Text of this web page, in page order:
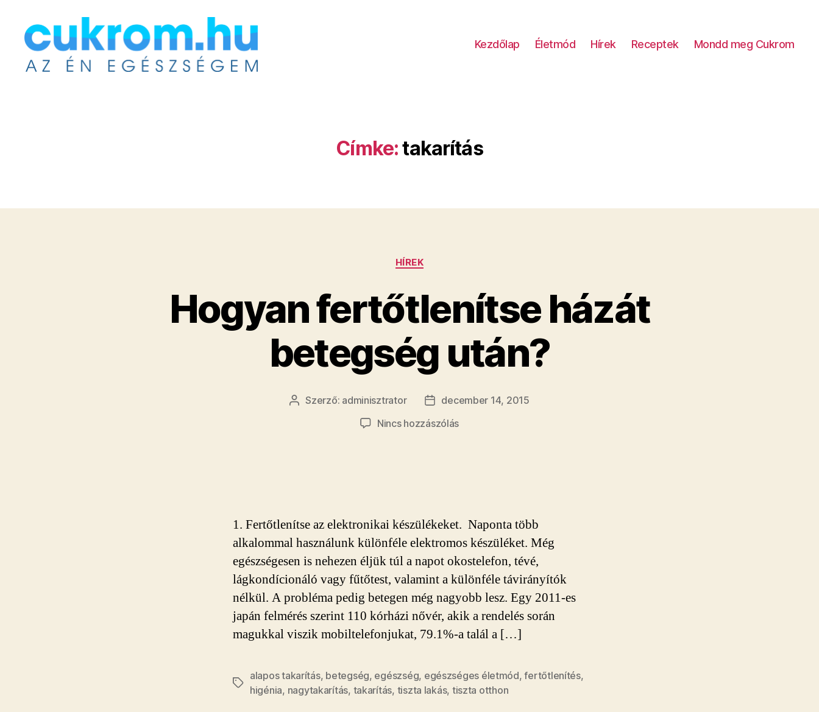
Kezdőlap Életmód Hírek Receptek Mondd meg Cukrom
Címke:takarítás
Kategóriák
HÍREK
Hogyan fertőtlenítse házát
betegség után?
Bejegyzés
Szerző: adminisztrator
Bejegyzés
dátuma
december 14, 2015
Nincs hozzászólása(z)
1. Fertőtlenítse az elektronikai készülékeket. Naponta több
alkalommal használunk különféle elektromos készüléket. Még
egészségesen is nehezen éljük túl a napot okostelefon, tévé,
lágkondícionáló vagy fűtőtest, valamint a különféle távirányítók
nélkül. A probléma pedig betegen még nagyobb lesz. Egy 2011-es
japán felmérés szerint 110 kórházi nővér, akik a rendelés során
magukkal viszik mobiltelefonjukat, 79.1%-a talál a […]
Címkék
alapos takarítás, betegség, egészség, egészséges életmód,fertőtlenítés,
higénia, nagytakarítás, takarítás, tiszta lakás, tiszta otthon